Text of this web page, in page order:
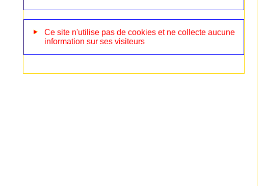
Ce site n'utilise pas de cookies et ne collecte aucune
information sur ses visiteurs